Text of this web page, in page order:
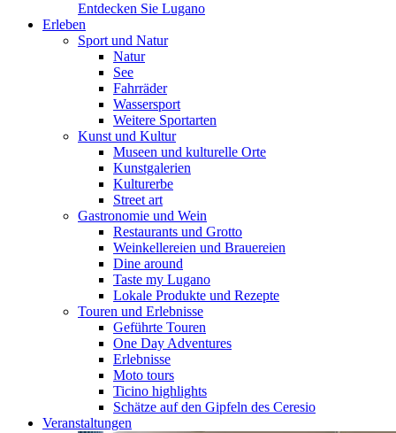
Entdecken Sie Lugano
Erleben
Sport und Natur
Natur
See
Fahrräder
Wassersport
Weitere Sportarten
Kunst und Kultur
Museen und kulturelle Orte
Kunstgalerien
Kulturerbe
Street art
Gastronomie und Wein
Restaurants und Grotto
Weinkellereien und Brauereien
Dine around
Taste my Lugano
Lokale Produkte und Rezepte
Touren und Erlebnisse
Geführte Touren
One Day Adventures
Erlebnisse
Moto tours
Ticino highlights
Schätze auf den Gipfeln des Ceresio
Veranstaltungen